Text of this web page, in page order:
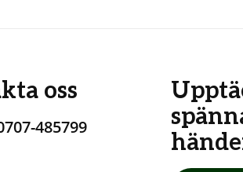
oss
485799